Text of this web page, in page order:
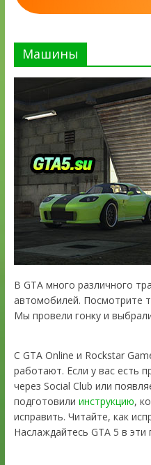
Машины
В GTA много различного
автомобилей. Посмотрите
Мы провели гонку и
С GTA Online и Rockstar
работают. Если у вас есть
через Social Club или
подготовили инструкцию,
исправить. Читайте, как
Наслаждайтесь GTA 5 в эти